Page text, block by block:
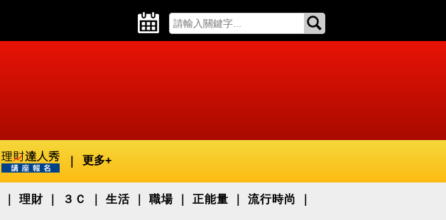
更多+
理財 ３Ｃ 生活 職場 正能量 流行時尚